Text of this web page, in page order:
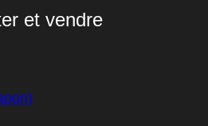
et vendre